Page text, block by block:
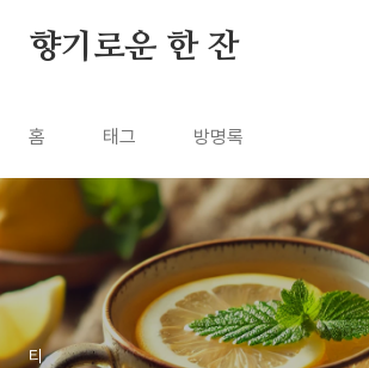
향기로운 한 잔
홈 태그 방명록
티